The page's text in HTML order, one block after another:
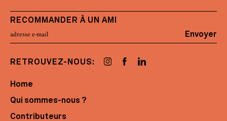
RECOMMANDER À UN AMI
Envoyer
RETROUVEZ-NOUS:
Home
Qui sommes-nous ?
Contributeurs